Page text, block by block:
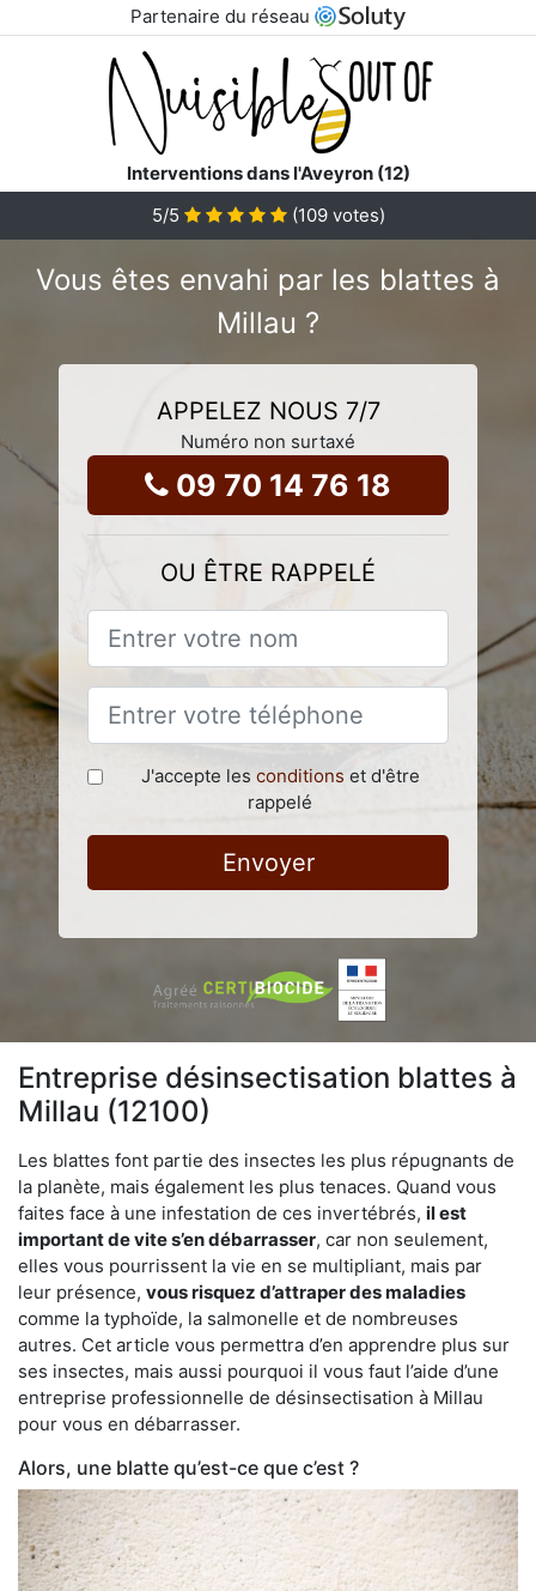
Partenaire du réseau
Interventions dans l'Aveyron (12)
5/5 (109votes)
Vous êtes envahi par les blattes à
Millau ?
APPELEZ NOUS 7/7
Numéro non surtaxé
09 70 14 76 18
OU ÊTRE RAPPELÉ
J'accepte les conditions et d'être
rappelé
Envoyer
Entreprise désinsectisation blattes à
Millau (12100)
Les blattes font partie des insectes les plus répugnants de
la planète, mais également les plus tenaces. Quand vous
faites face à une infestation de ces invertébrés, il est
important de vite s’en débarrasser, car non seulement,
elles vous pourrissent la vie en se multipliant, mais par
leur présence, vous risquez d’attraper des maladies
comme la typhoïde, la salmonelle et de nombreuses
autres. Cet article vous permettra d’en apprendre plus sur
ses insectes, mais aussi pourquoi il vous faut l’aide d’une
entreprise professionnelle de désinsectisation à Millau
pour vous en débarrasser.
Alors, une blatte qu’est-ce que c’est ?